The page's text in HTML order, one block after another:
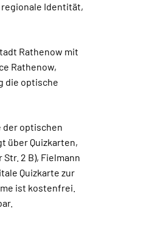
Identität,
Rathenow mit
Rathenow,
die optische
der optischen
über Quizkarten,
2 B), Fielmann
Quizkarte zur
ist kostenfrei.